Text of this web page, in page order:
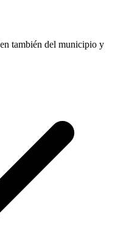
también del municipio y